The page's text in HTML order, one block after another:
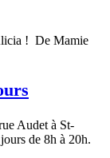
! De Mamie
Audet à St-
de 8h à 20h.